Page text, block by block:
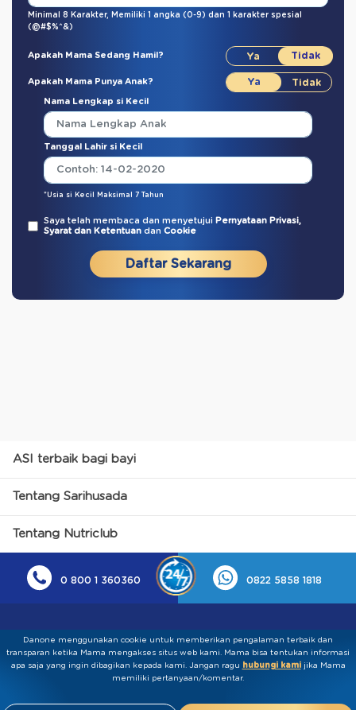
Minimal 8 Karakter, Memiliki 1 angka (0-9) dan 1 karakter spesial
(@#$%^&)
Apakah Mama Sedang Hamil?
Apakah Mama Punya Anak?
Nama Lengkap si Kecil
Tanggal Lahir si Kecil
*Usia si Kecil Maksimal 7 Tahun
Saya telah membaca dan menyetujui Pernyataan Privasi,
Syarat dan Ketentuan dan Cookie
Daftar Sekarang
ASI terbaik bagi bayi
Tentang Sarihusada
Tentang Nutriclub
0 800 1 360360 0822 5858 1818
Kebijakan Privasi Syarat & Ketentuan
Danone menggunakan cookie untuk memberikan pengalaman terbaik dan
transparan ketika Mama mengakses situs web kami. Mama bisa tentukan informasi
apa saja yang ingin dibagikan kepada kami.​ ​Jangan ragu hubungi kamijika Mama
memiliki pertanyaan/komentar.